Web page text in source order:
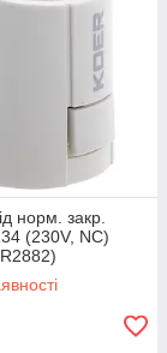
норм. закр.
(230V, NC)